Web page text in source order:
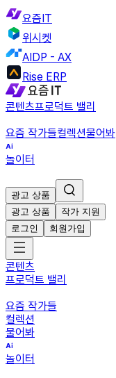
요즘IT
위시켓
AIDP - AX
Rise ERP
콘텐츠프로덕트 밸리
요즘 작가들컬렉션물어봐
놀이터
광고 상품
광고 상품
작가 지원
로그인
회원가입
콘텐츠
프로덕트 밸리
요즘 작가들
컬렉션
물어봐
놀이터